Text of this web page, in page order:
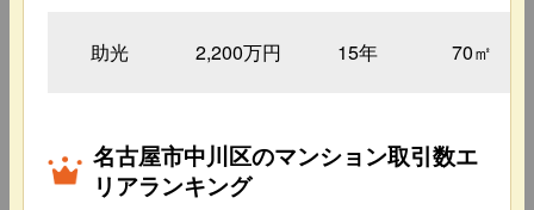
助光 2,200万円 15年 70㎡
名古屋市中川区のマンション取引数エ
リアランキング